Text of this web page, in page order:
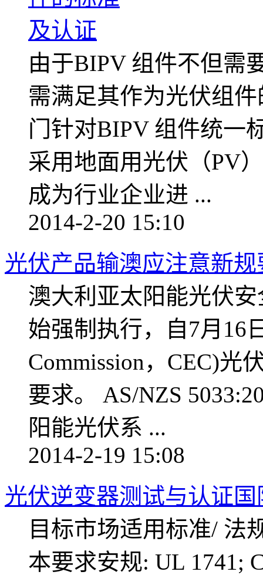
由于BIPV 组件不但需
需满足其作为光伏组
门针对BIPV 组件统一
采用地面用光伏（PV
成为行业企业进 ...
2014-2-20 15:10
光伏产品输澳应注意新规
澳大利亚太阳能光伏安
始强制执行，自7月16
Commission，CEC)光
要求。 AS/NZS
阳能光伏系 ...
2014-2-19 15:08
光伏逆变器测试与认证
目标市场适用标准/ 法
本要求安规: UL 1741;